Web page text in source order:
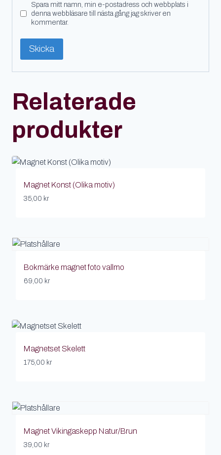
Spara mitt namn, min e-postadress och webbplats i
denna webbläsare till nästa gång jag skriver en
kommentar.
Relaterade
produkter
Magnet Konst (Olika motiv)
35,00 kr
Bokmärke magnet foto vallmo
69,00 kr
Magnetset Skelett
175,00 kr
Magnet Vikingaskepp Natur/Brun
39,00 kr